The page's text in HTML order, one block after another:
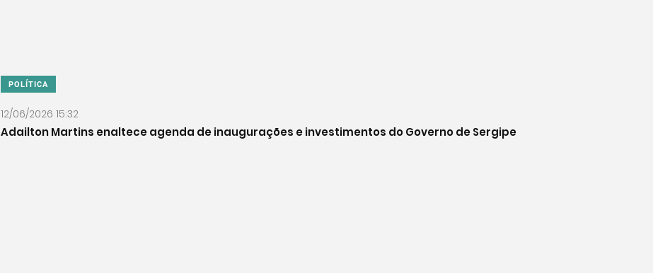
POLÍTICA
12/06/2026 15:32
Adailton Martins enaltece agenda de inaugurações e investimentos do Governo de Sergipe